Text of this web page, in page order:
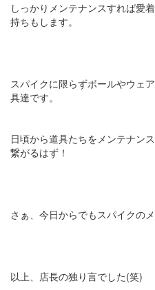
しっかりメンテナンスすれば愛
持ちもします。
スパイクに限らずボールやウェ
具達です。
日頃から道具たちをメンテナン
繋がるはず！
さぁ、今日からでもスパイクの
以上、店長の独り言でした(笑)